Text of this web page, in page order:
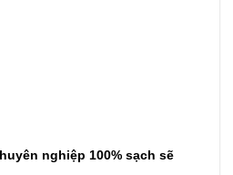
nghiệp 100% sạch sẽ